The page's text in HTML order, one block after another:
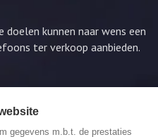
doelen kunnen naar wens een
ter verkoop aanbieden.
gegevens m.b.t. de prestaties